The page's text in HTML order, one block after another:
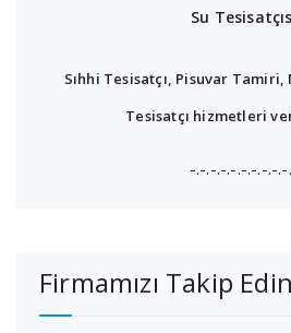
Su
Sıhhi Tesisatçı, Pisuvar
Tesisatçı hizmetleri
-.-.-.-.-.-.-.-.-.-
Firmamızı Takip Edin